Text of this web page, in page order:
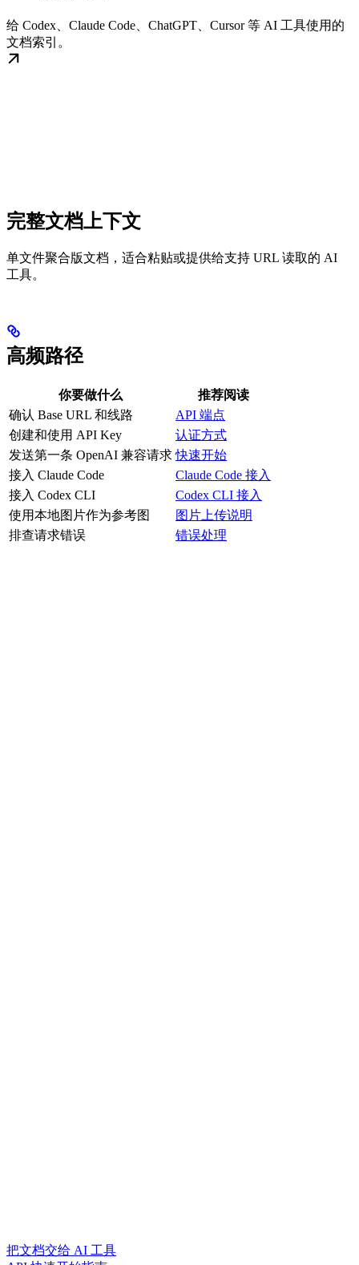
给 Codex、Claude Code、ChatGPT、Cursor 等 AI 工具使用的
文档索引。
完整文档上下文
单文件聚合版文档，适合粘贴或提供给支持 URL 读取的 AI
工具。
高频路径
你要做什么
推荐阅读
确认 Base URL 和线路
API 端点
创建和使用 API Key
认证方式
发送第一条 OpenAI 兼容请求 快速开始
接入 Claude Code
Claude Code 接入
接入 Codex CLI
Codex CLI 接入
使用本地图片作为参考图
图片上传说明
排查请求错误
错误处理
把文档交给 AI 工具